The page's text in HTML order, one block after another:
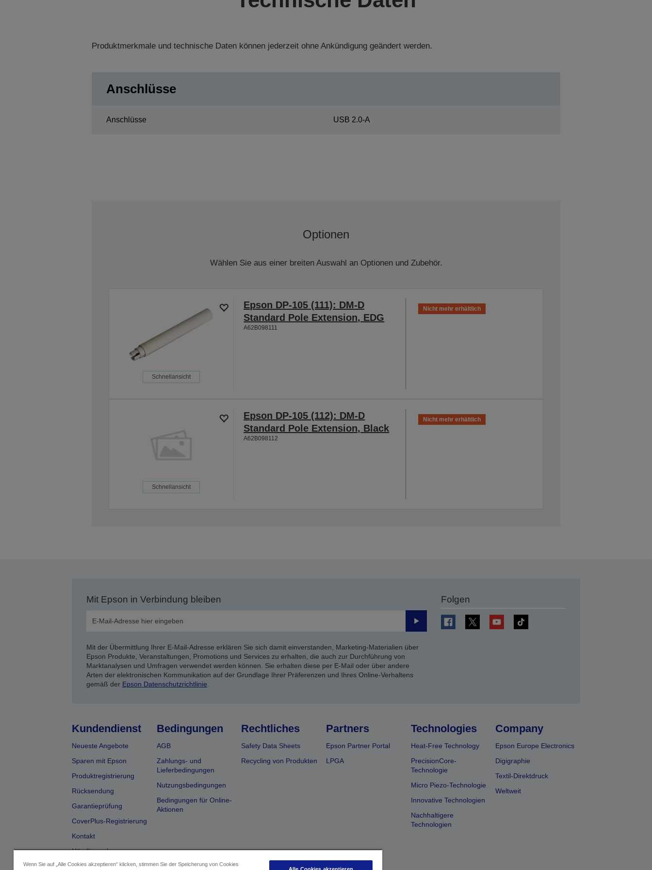
Produktmerkmale und technische Daten können jederzeit ohne Ankündigung geändert werden.
Anschlüsse
Anschlüsse USB 2.0-A
Optionen
Wählen Sie aus einer breiten Auswahl an Optionen und Zubehör.
Schnellansicht
Epson DP-105 (111): DM-D
Standard Pole Extension, EDG
A62B098111
Nicht mehr erhältlich
Schnellansicht
Epson DP-105 (112): DM-D
Standard Pole Extension, Black
A62B098112
Nicht mehr erhältlich
Mit Epson in Verbindung bleiben
Senden
Mit der Übermittlung Ihrer E-Mail-Adresse erklären Sie sich damit einverstanden, Marketing-Materialien über
Epson Produkte, Veranstaltungen, Promotions und Services zu erhalten, die auch zur Durchführung von
Marktanalysen und Umfragen verwendet werden können. Sie erhalten diese per E-Mail oder über andere
Arten der elektronischen Kommunikation auf der Grundlage Ihrer Präferenzen und Ihres Online-Verhaltens
gemäß der Epson Datenschutzrichtlinie.
Folgen
Kundendienst
Neueste Angebote
Sparen mit Epson
Produktregistrierung
Rücksendung
Garantieprüfung
CoverPlus-Registrierung
Kontakt
Händlersuche
Bedingungen
AGB
Zahlungs- und
Lieferbedingungen
Nutzungsbedingungen
Bedingungen für Online-
Aktionen
Rechtliches
Safety Data Sheets
Recycling von Produkten
Partners
Epson Partner Portal
LPGA
Technologies
Heat-Free Technology
PrecisionCore-
Technologie
Micro Piezo-Technologie
Innovative Technologien
Nachhaltigere
Technologien
Company
Epson Europe Electronics
Digigraphie
Textil-Direktdruck
Weltweit
Wenn Sie auf „Alle Cookies akzeptieren“ klicken, stimmen Sie der Speicherung von Cookies